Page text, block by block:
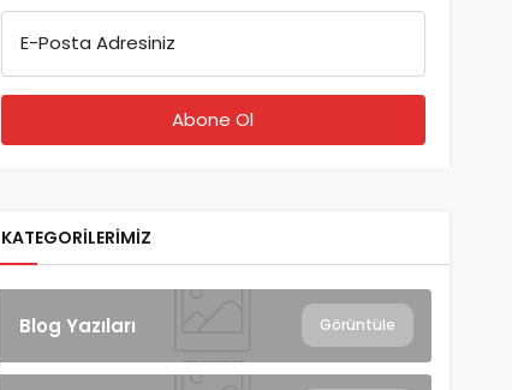
E-Posta Adresiniz
KATEGORILERIMIZ
Blog Yazıları Görüntüle